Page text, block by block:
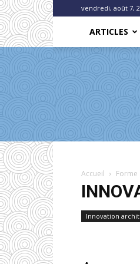
vendredi, août 7,
ARTICLES
Accueil Forme
Innovation